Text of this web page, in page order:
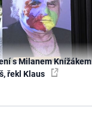
s Milanem
řekl Klaus